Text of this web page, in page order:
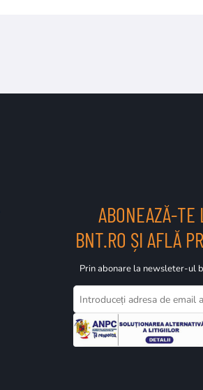
ABONEAZĂ-
BNT.RO ȘI AFLĂ
Prin abonare la newsleter-ul